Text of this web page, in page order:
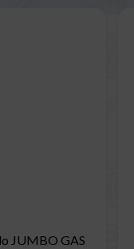
JUMBO GAS